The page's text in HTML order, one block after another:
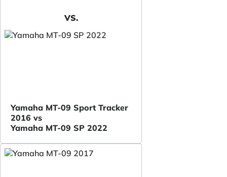
VS.
Yamaha MT-09 Sport Tracker
2016 vs
Yamaha MT-09 SP 2022